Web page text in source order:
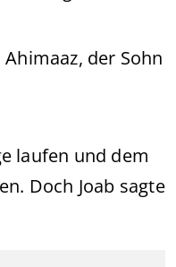
der Sohn
laufen und dem
Doch Joab sagte